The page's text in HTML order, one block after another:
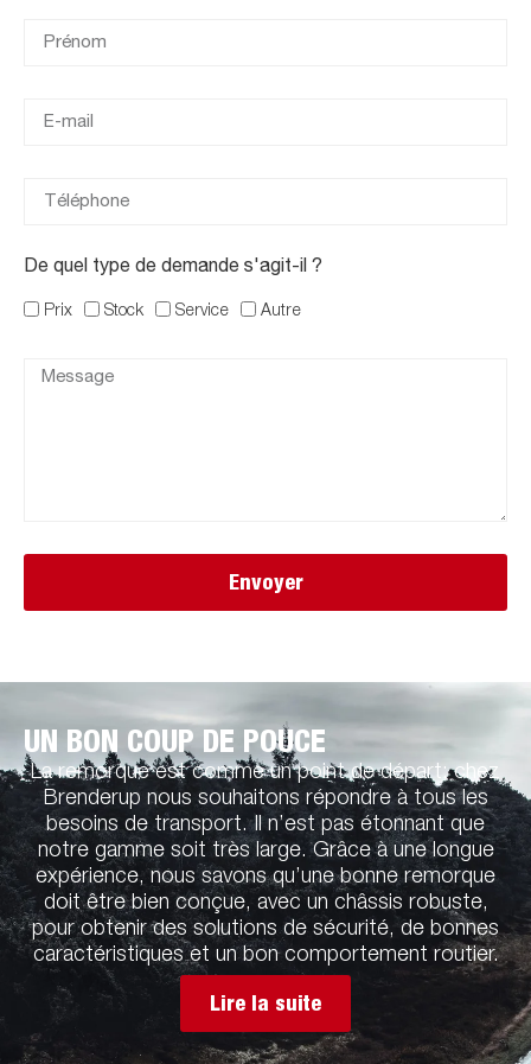
De quel type de demande s'agit-il ?
Prix Stock Service Autre
Envoyer
UN BON COUP DE POUCE
La remorque est comme un point de départ: chez
Brenderup nous souhaitons répondre à tous les
besoins de transport. Il n’est pas étonnant que
notre gamme soit très large. Grâce à une longue
expérience, nous savons qu’une bonne remorque
doit être bien conçue, avec un châssis robuste,
pour obtenir des solutions de sécurité, de bonnes
caractéristiques et un bon comportement routier.
Lire la suite